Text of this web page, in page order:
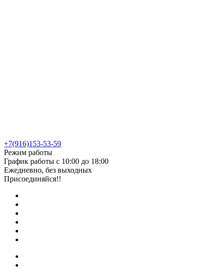
+7(916)153-53-59
Режим работы
График работы с 10:00 до 18:00
Ежедневно, без выходных
Присоединяйся!!